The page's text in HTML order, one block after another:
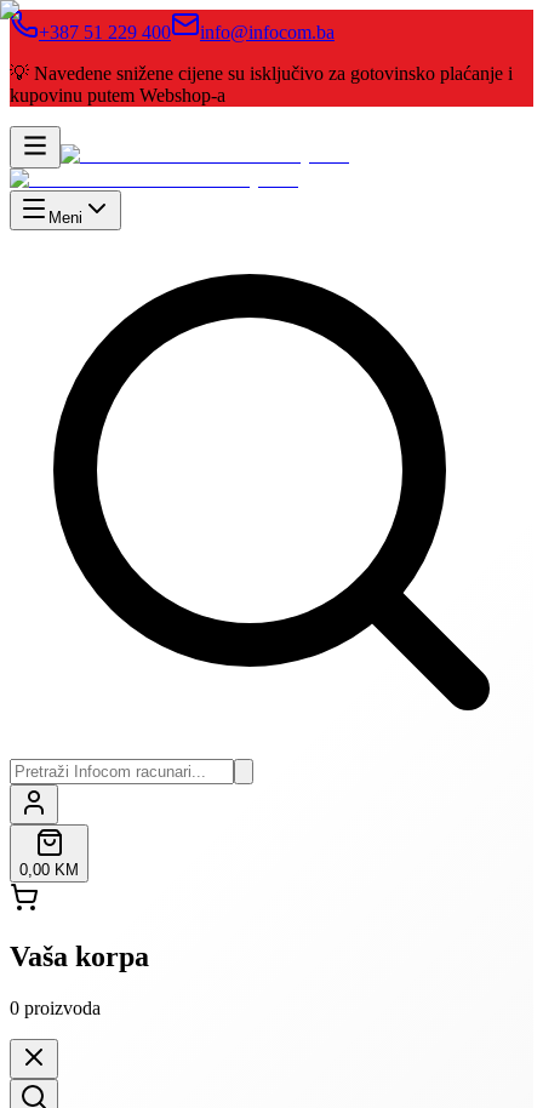
+387 51 229 400
info@infocom.ba
💡 Navedene snižene cijene su isključivo za gotovinsko plaćanje i
kupovinu putem Webshop-a
Meni
0,00 KM
Vaša korpa
0 proizvoda